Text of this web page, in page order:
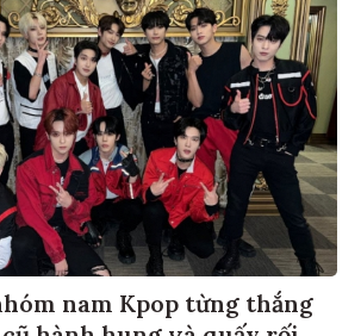
nam Kpop từng thắng